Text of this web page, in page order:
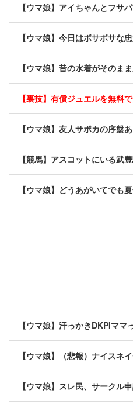
【ウマ娘】アイちゃんとフサ
【ウマ娘】今日はボサボサな
【ウマ娘】昔の水着がそのま
【裏技】有償ジュエルを無料
【ウマ娘】友人サポカの序盤
【競馬】アスコットにいる
【ウマ娘】どうあがいてでも
【ウマ娘】汗っかきDKPIマ
【ウマ娘】（悲報）ナイスネ
【ウマ娘】スレ民、サークル